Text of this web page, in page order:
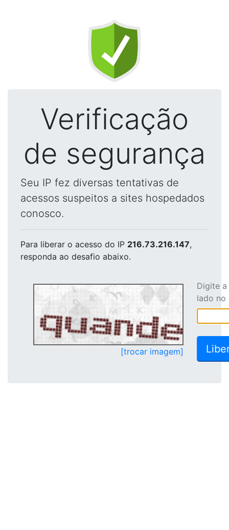
Verificação
de segurança
Seu IP fez diversas tentativas de
acessos suspeitos a sites hospedados
conosco.
Para liberar o acesso do IP 216.73.216.147,
responda ao desafio abaixo.
[trocar imagem]
Digite
lado no